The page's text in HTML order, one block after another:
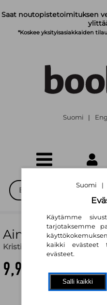
Saat noutopistetoimituksen
*Koskee yksityisasiakkaiden
Suomi |
Aino pikkuinen
Kristiina Louhi,Kristiina
9,90 €
Suomi |
Käytämme
tarjotaksemme
kaikki evästeet
evästeet.
Salli kaikki